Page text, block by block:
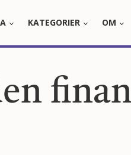
KATEGORIER OM